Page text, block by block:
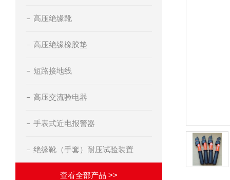
高压绝缘靴
高压绝缘橡胶垫
短路接地线
高压交流验电器
手表式近电报警器
绝缘靴（手套）耐压试验装置
查看全部产品 >>